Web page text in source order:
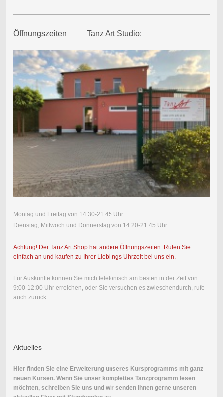
Öffnungszeiten Tanz Art Studio:
Montag und Freitag von 14:30-21:45 Uhr
Dienstag, Mittwoch und Donnerstag von 14:20-21:45 Uhr
Achtung! Der Tanz Art Shop hat andere Öffnungszeiten. Rufen Sie
einfach an und kaufen zu Ihrer Lieblings Uhrzeit bei uns ein.
Für Auskünfte können Sie mich telefonisch am besten in der Zeit von
9:00-12:00 Uhr erreichen, oder Sie versuchen es zwieschendurch, rufe
auch zurück.
Aktuelles
Hier finden Sie eine Erweiterung unseres Kursprogramms mit ganz
neuen Kursen. Wenn Sie unser komplettes Tanzprogramm lesen
möchten, schreiben Sie uns und wir senden Ihnen gerne unseren